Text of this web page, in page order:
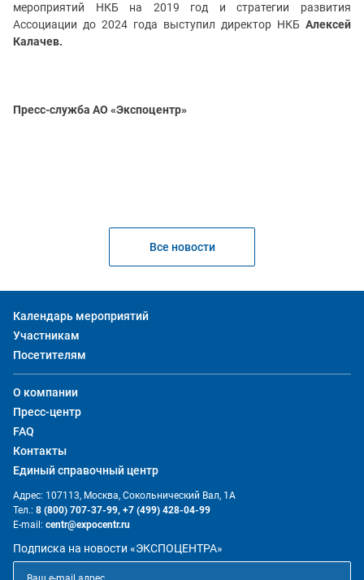
мероприятий НКБ на 2019 год и стратегии развития
Ассоциации до 2024 года выступил директор НКБ Алексей
Калачев.
Пресс-служба АО «Экспоцентр»
Все новости
Календарь мероприятий
Участникам
Посетителям
О компании
Пресс-центр
FAQ
Контакты
Единый справочный центр
Адрес: 107113, Москва, Сокольнический Вал, 1А
Тел.: 8 (800) 707-37-99, +7 (499) 428-04-99
E-mail: centr@expocentr.ru
Подписка на новости «ЭКСПОЦЕНТРА»